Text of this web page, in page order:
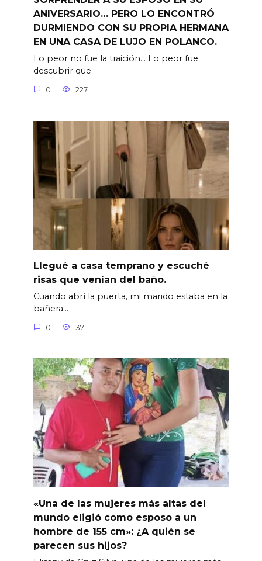
ANIVERSARIO… PERO LO ENCONTRÓ
DURMIENDO CON SU PROPIA HERMANA
EN UNA CASA DE LUJO EN POLANCO.
Lo peor no fue la traición… Lo peor fue
descubrir que
0 227
Llegué a casa temprano y escuché
risas que venían del baño.
Cuando abrí la puerta, mi marido estaba en la
bañera…
0 37
«Una de las mujeres más altas del
mundo eligió como esposo a un
hombre de 155 cm»: ¿A quién se
parecen sus hijos?